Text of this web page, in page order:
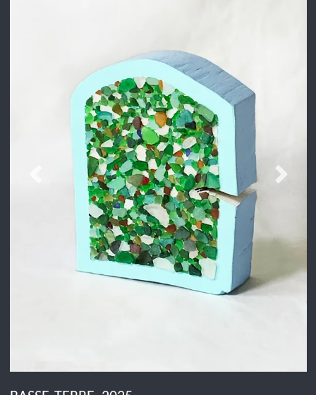
BASSE-TERRE, 2025,
Glas, Acrylfarbe, Lack auf Holz, 57 x 43 x 22 cm